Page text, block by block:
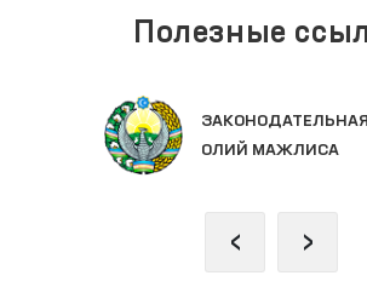
Полезные
ОЛИЙ МАЖЛИСА
‹ ›